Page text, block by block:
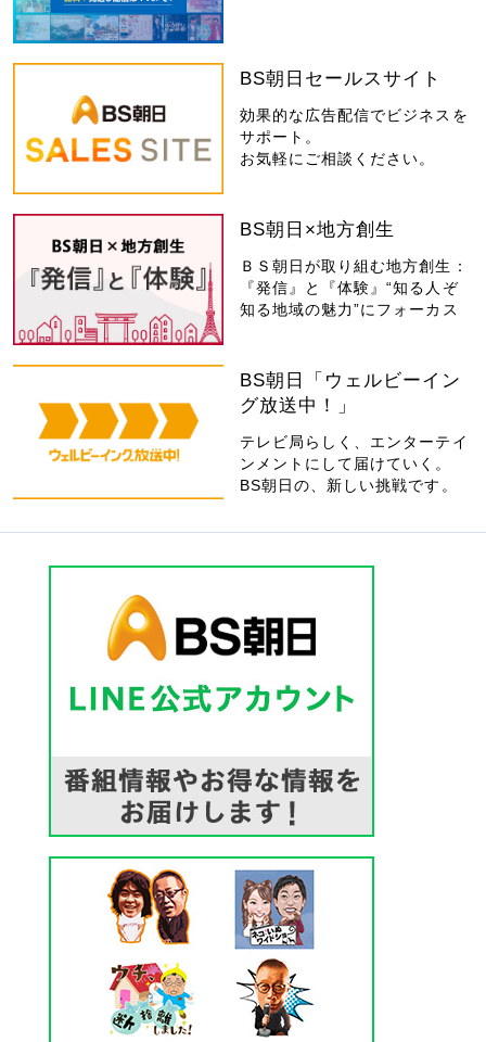
BS朝日セールスサイト
効果的な広告配信でビジネスを
サポート。
お気軽にご相談ください。
BS朝日×地方創生
ＢＳ朝日が取り組む地方創生：
『発信』と『体験』“知る人ぞ
知る地域の魅力”にフォーカス
BS朝日「ウェルビーイン
グ放送中！」
テレビ局らしく、エンターテイ
ンメントにして届けていく。
BS朝日の、新しい挑戦です。